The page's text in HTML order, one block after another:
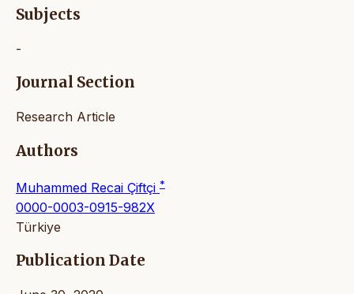
Subjects
-
Journal Section
Research Article
Authors
Muhammed Recai Çiftçi *
0000-0003-0915-982X
Türkiye
Publication Date